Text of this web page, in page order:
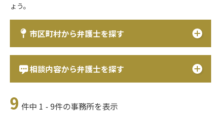
ょう。
市区町村から弁護士を探す
相談内容から弁護士を探す
9 件中 1 - 9件の事務所を表示